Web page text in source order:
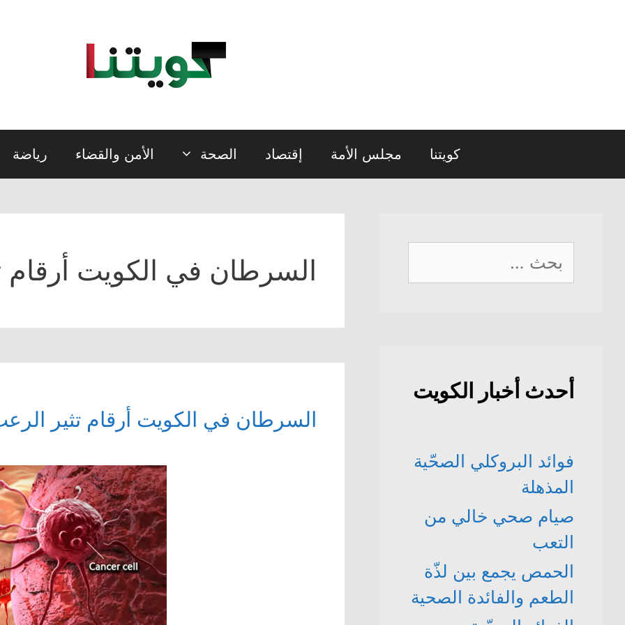
كويتنا مجلس الأمة إقتصاد الصحة الأمن والقضاء رياضة
السرطان في الكويت أرقام
السرطان في الكويت أرقام تثير
البحث
عن:
أحدث أخبار الكويت
فوائد البروكلي الصحّية
المذهلة
صيام صحي خالي من
التعب
الحمص يجمع بين لذّة
الطعم والفائدة الصحية